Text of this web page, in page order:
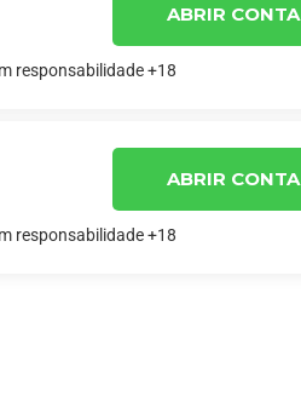
ABRIR CONTA
responsabilidade +18
ABRIR CONTA
responsabilidade +18